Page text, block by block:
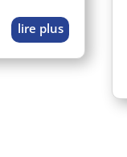
lire plus